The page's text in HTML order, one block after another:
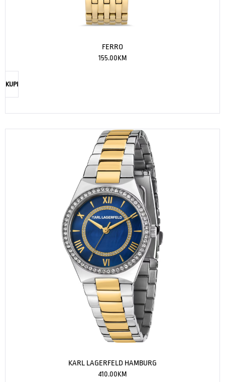
FERRO
155.00KM
KUPI
KARL LAGERFELD HAMBURG
410.00KM